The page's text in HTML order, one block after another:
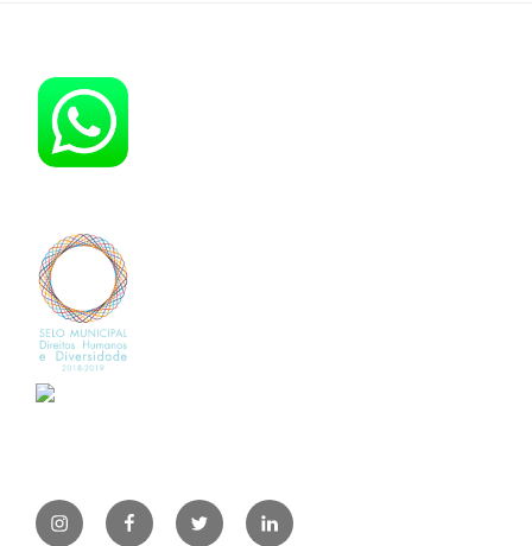
instagramfacebooktwitter linkedin